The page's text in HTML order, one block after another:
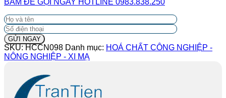
SKU: HCCN098 Danh mục: HOÁ CHẤT CÔNG NGHIỆP -
NÔNG NGHIỆP - XI MẠ